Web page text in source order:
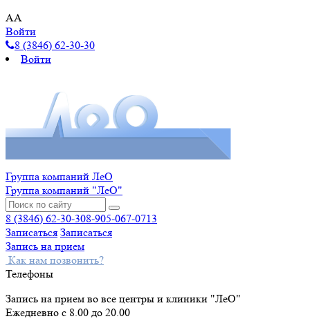
AA
Войти
8 (3846) 62-30-30
Войти
Группа компаний ЛеО
Группа компаний "ЛеО"
8 (3846) 62-30-308-905-067-0713
Записаться Записаться
Запись на прием
Как нам позвонить?
Телефоны
Запись на прием во все центры и клиники "ЛеО"
Ежедневно с 8.00 до 20.00